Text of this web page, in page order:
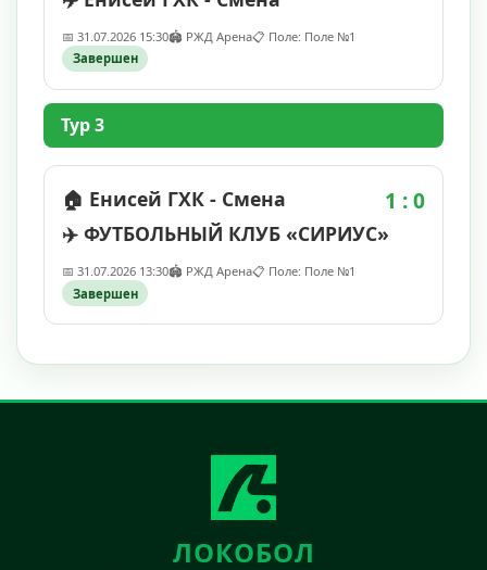
📅 31.07.2026 15:30🏟️ РЖД Арена📋 Поле: Поле №1
Завершен
Тур 3
🏠 Енисей ГХК - Смена 1 : 0
✈️ ФУТБОЛЬНЫЙ КЛУБ «СИРИУС»
📅 31.07.2026 13:30🏟️ РЖД Арена📋 Поле: Поле №1
Завершен
ЛОКОБОЛ